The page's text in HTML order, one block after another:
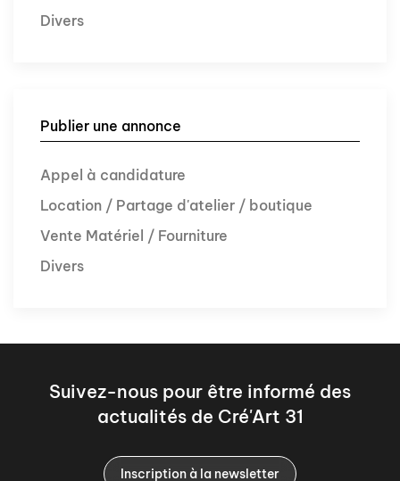
Divers
Publier une annonce
Appel à candidature
Location / Partage d'atelier / boutique
Vente Matériel / Fourniture
Divers
Suivez-nous pour être informé des
actualités de Cré'Art 31
Inscription à la newsletter